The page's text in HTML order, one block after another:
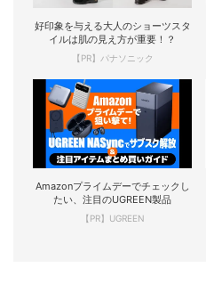
好印象を与える大人のショーツスタ
イルは肌の見え方が重要！？
【PR】パナソニック
Amazonプライムデーでチェックし
たい、注目のUGREEN製品
【PR】UGREEN